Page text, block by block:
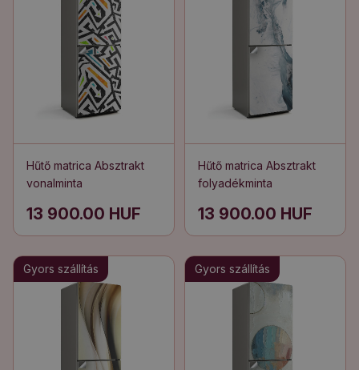
Hűtő matrica Absztrakt
vonalminta
13 900.00 HUF
Hűtő matrica Absztrakt
folyadékminta
13 900.00 HUF
Gyors szállítás Gyors szállítás